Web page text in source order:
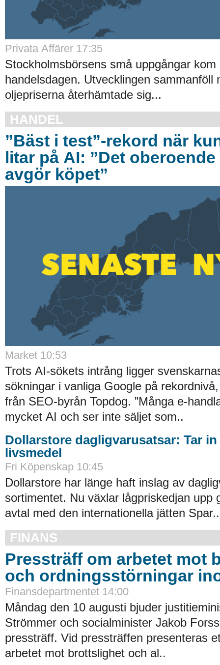
Privata Affärer 17:35
Stockholmsbörsens små uppgångar
handelsdagen. Utvecklingen sammanföll
oljepriserna återhämtade sig...
HANDEL
”Bäst i test”-rekord när
litar på AI: ”Det
avgör köpet”
Market 10:53
Trots AI-sökets intrång ligger
sökningar i vanliga Google på
från SEO-byrån Topdog. ”Många e-
mycket AI och ser inte säljet som..
Dollarstore dagligvarusatsar: Tar in
livsmedel
Fri Köpenskap 10:45
Dollarstore har länge haft inslag av
sortimentet. Nu växlar lågpriskedjan upp
avtal med den internationella jätten
FINANS
Pressträff om arbetet mot
och ordningsstörningar
Finansdepartmentet 14:00
Måndag den 10 augusti bjuder
Strömmer och socialminister Jakob
pressträff. Vid pressträffen presenteras
arbetet mot brottslighet och al..